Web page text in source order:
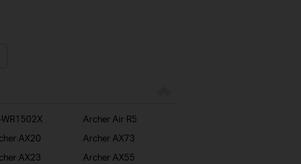
WR1502X
Archer Air R5
AX20
Archer AX73
AX23
Archer AX55